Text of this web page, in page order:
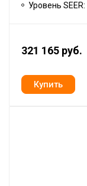
Уровень SEER:
321 165 руб.